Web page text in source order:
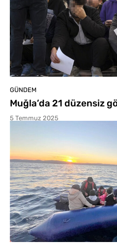
GÜNDEM
Muğla’da 21 düzensiz
5 Temmuz 2025